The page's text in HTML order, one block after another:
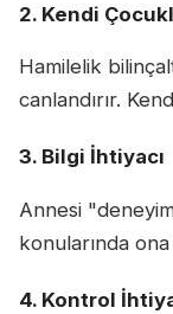
2. Kendi
Hamilelik
canlandırır.
3. Bilgi İhtiyacı
Annesi
konularında
4. Kontrol